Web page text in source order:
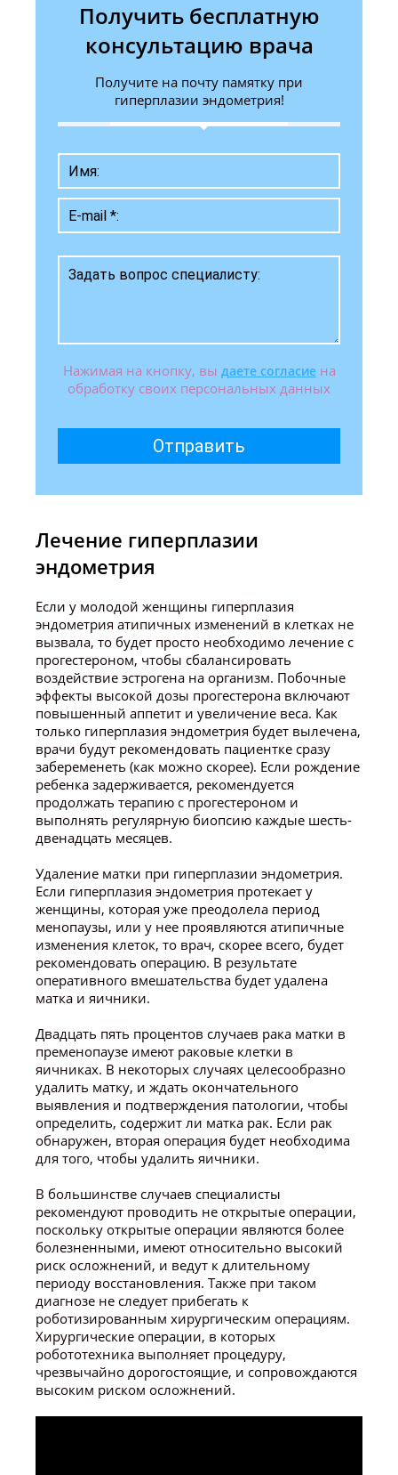
Получить бесплатную
консультацию врача
Получите на почту памятку при
гиперплазии эндометрия!
Нажимая на кнопку, вы даете согласиена
обработку своих персональных данных
Отправить
Лечение гиперплазии
эндометрия
Если у молодой женщины гиперплазия
эндометрия атипичных изменений в клетках не
вызвала, то будет просто необходимо лечение с
прогестероном, чтобы сбалансировать
воздействие эстрогена на организм. Побочные
эффекты высокой дозы прогестерона включают
повышенный аппетит и увеличение веса. Как
только гиперплазия эндометрия будет вылечена,
врачи будут рекомендовать пациентке сразу
забеременеть (как можно скорее). Если рождение
ребенка задерживается, рекомендуется
продолжать терапию с прогестероном и
выполнять регулярную биопсию каждые шесть-
двенадцать месяцев.
Удаление матки при гиперплазии эндометрия.
Если гиперплазия эндометрия протекает у
женщины, которая уже преодолела период
менопаузы, или у нее проявляются атипичные
изменения клеток, то врач, скорее всего, будет
рекомендовать операцию. В результате
оперативного вмешательства будет удалена
матка и яичники.
Двадцать пять процентов случаев рака матки в
пременопаузе имеют раковые клетки в
яичниках. В некоторых случаях целесообразно
удалить матку, и ждать окончательного
выявления и подтверждения патологии, чтобы
определить, содержит ли матка рак. Если рак
обнаружен, вторая операция будет необходима
для того, чтобы удалить яичники.
В большинстве случаев специалисты
рекомендуют проводить не открытые операции,
поскольку открытые операции являются более
болезненными, имеют относительно высокий
риск осложнений, и ведут к длительному
периоду восстановления. Также при таком
диагнозе не следует прибегать к
роботизированным хирургическим операциям.
Хирургические операции, в которых
робототехника выполняет процедуру,
чрезвычайно дорогостоящие, и сопровождаются
высоким риском осложнений.